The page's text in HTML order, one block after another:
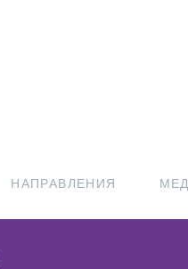
НАПРАВЛЕНИЯ